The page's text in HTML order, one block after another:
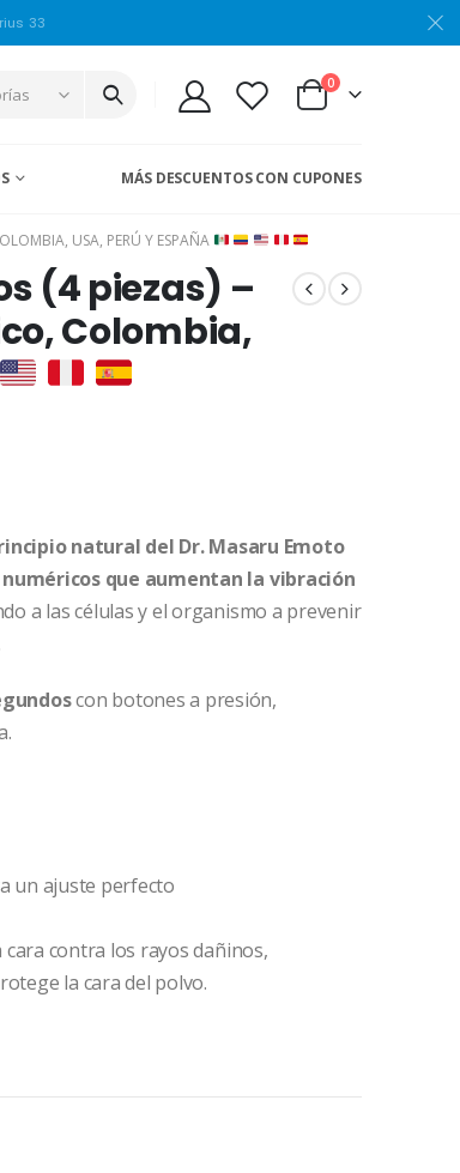
33
0
MÁS DESCUENTOS CON CUPONES
USA, PERÚ Y ESPAÑA
(4 piezas) –
Colombia,
natural del Dr. Masaru Emoto
que aumentan la vibración
a las células y el organismo a prevenir
con botones a presión,
un ajuste perfecto
cara contra los rayos dañinos,
la cara del polvo.